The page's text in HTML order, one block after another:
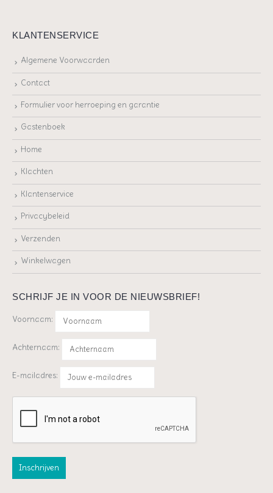
KLANTENSERVICE
Algemene Voorwaarden
Contact
Formulier voor herroeping en garantie
Gastenboek
Home
Klachten
Klantenservice
Privacybeleid
Verzenden
Winkelwagen
SCHRIJF JE IN VOOR DE NIEUWSBRIEF!
Voornaam:
Achternaam:
E-mailadres: